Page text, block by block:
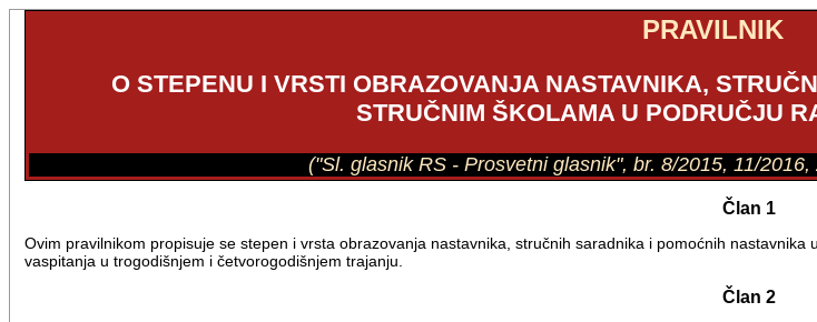
PRAVILNIK
O STEPENU I VRSTI OBRAZOVANJA NASTAVNIKA,
STRUČNIM ŠKOLAMA U PODRUČJU
("Sl. glasnik RS - Prosvetni glasnik", br. 8/2015, 11/
Član 1
Ovim pravilnikom propisuje se stepen i vrsta obrazovanja nastavnika, stručnih saradnika i pomoćnih
vaspitanja u trogodišnjem i četvorogodišnjem trajanju.
Član 2